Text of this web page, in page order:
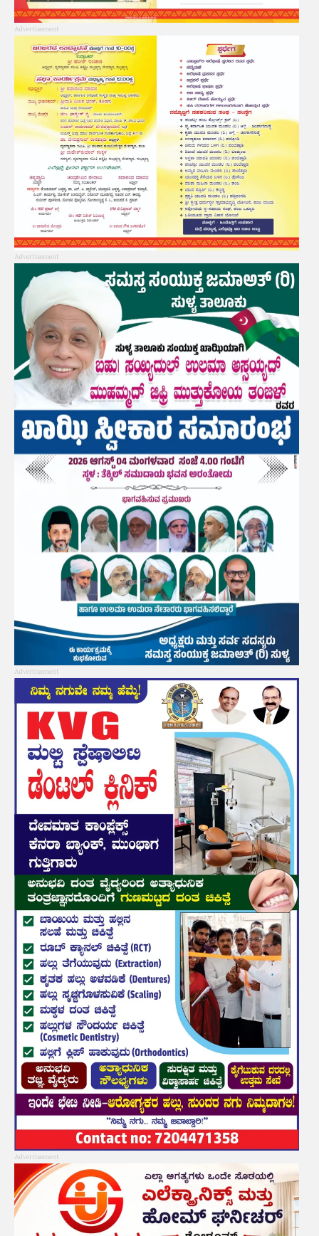
Advertisement
Advertisement
Advertisement
Advertisement